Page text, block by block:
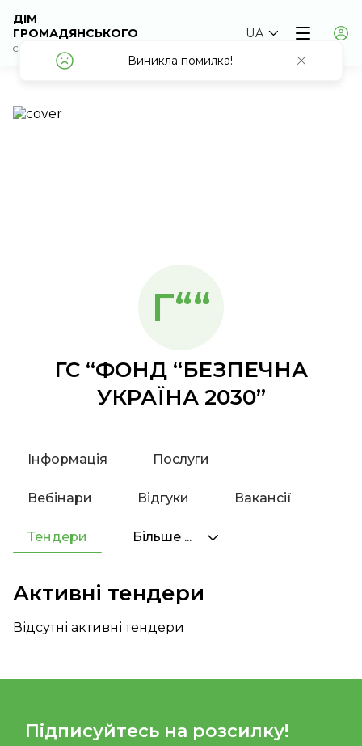
ДІМ
ГРОМАДЯНСЬКОГО
СУСПІЛЬСТВА
UA
Виникла помилка!
Г““
ГС “ФОНД “БЕЗПЕЧНА
УКРАЇНА 2030”
Інформація Послуги
Вебінари Відгуки Вакансії
Тендери Більше ...
Активні тендери
Відсутні активні тендери
Виникла помилка!
Підписуйтесь на розсилку!